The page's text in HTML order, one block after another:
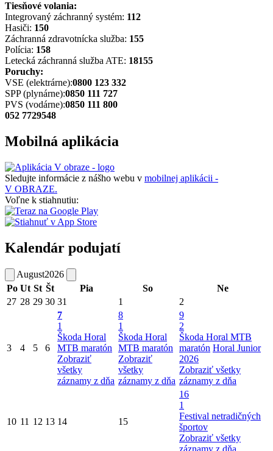
Tiesňové volania:
Integrovaný záchranný systém: 112
Hasiči: 150
Záchranná zdravotnícka služba: 155
Polícia: 158
Letecká záchranná služba ATE: 18155
Poruchy:
VSE (elektrárne):0800 123 332
SPP (plynárne):0850 111 727
PVS (vodárne):0850 111 800
052 7729548
Mobilná aplikácia
Sledujte informácie z nášho webu v mobilnej aplikácii -
V OBRAZE.
Voľne k stiahnutiu:
Kalendár podujatí
August2026
Po Ut St Št Pia So
Ne
27 28 29 30 31 1 2
3 4 5 6
7
1
Škoda Horal
MTB maratón
Zobraziť
všetky
záznamy z dňa
8
1
Škoda Horal
MTB maratón
Zobraziť
všetky
záznamy z dňa
9
2
Škoda Horal MTB
maratón Horal Junior
2026
Zobraziť všetky
záznamy z dňa
10 11 12 13 14 15
16
1
Festival netradičných
športov
Zobraziť všetky
záznamy z dňa